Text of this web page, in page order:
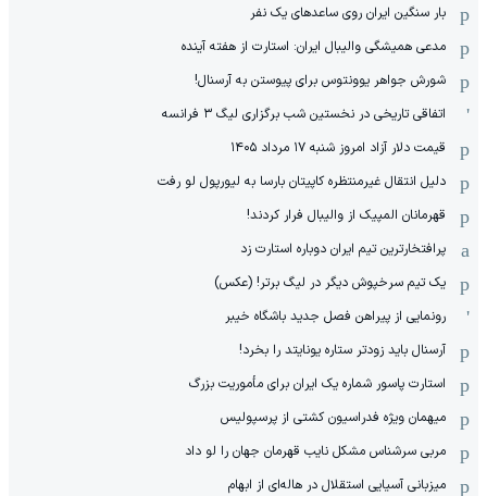
بار سنگین ایران روی ساعدهای یک نفر
مدعی همیشگی والیبال ایران: استارت از هفته آینده
شورش جواهر یوونتوس برای پیوستن به آرسنال!
اتفاقی تاریخی در نخستین شب برگزاری لیگ ۳ فرانسه
قیمت دلار آزاد امروز شنبه ۱۷ مرداد ۱۴۰۵
دلیل انتقال غیرمنتظره کاپیتان بارسا به لیورپول لو رفت
قهرمانان المپیک از والیبال فرار کردند!
پرافتخارترین تیم ایران دوباره استارت زد
یک تیم سرخپوش دیگر در لیگ برتر! (عکس)
رونمایی از پیراهن فصل جدید باشگاه خیبر
آرسنال باید زودتر ستاره یونایتد را بخرد!
استارت پاسور شماره یک ایران برای مأموریت بزرگ
میهمان ویژه فدراسیون کشتی از پرسپولیس
مربی سرشناس مشکل نایب قهرمان جهان را لو داد
میزبانی آسیایی استقلال در هاله‌ای از ابهام